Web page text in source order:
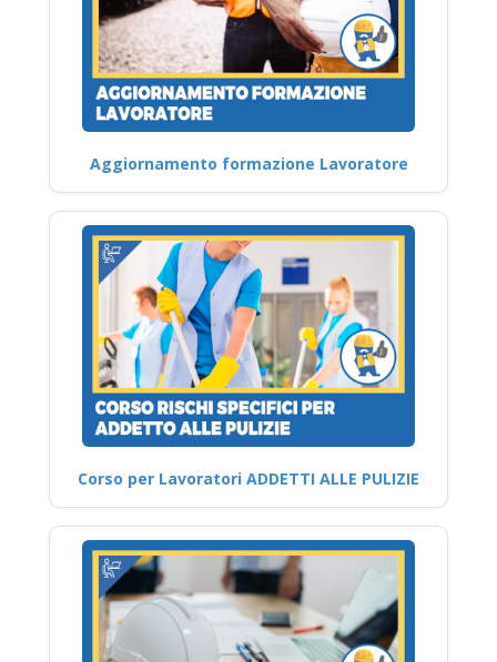
Aggiornamento formazione Lavoratore
Corso per Lavoratori ADDETTI ALLE PULIZIE